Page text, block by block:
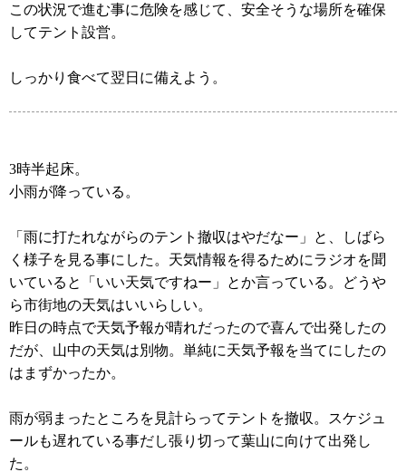
この状況で進む事に危険を感じて、安全そうな場所を確保
してテント設営。
しっかり食べて翌日に備えよう。
3時半起床。
小雨が降っている。
「雨に打たれながらのテント撤収はやだなー」と、しばら
く様子を見る事にした。天気情報を得るためにラジオを聞
いていると「いい天気ですねー」とか言っている。どうや
ら市街地の天気はいいらしい。
昨日の時点で天気予報が晴れだったので喜んで出発したの
だが、山中の天気は別物。単純に天気予報を当てにしたの
はまずかったか。
雨が弱まったところを見計らってテントを撤収。スケジュ
ールも遅れている事だし張り切って葉山に向けて出発し
た。